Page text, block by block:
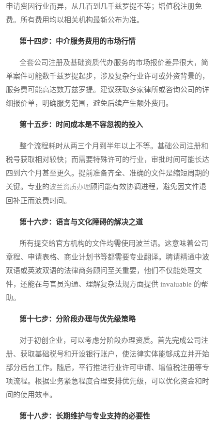
申请费因行业而异，从几百到几千兹罗提不等；增值税注册免
费。所有费用均以相关机构最新公布为准。
第十四步：中介服务费用的市场行情
全套公司注册及基础资质代办服务的市场报价差异很大，简
单案件可能数千兹罗提起步，涉及复杂行业许可或外资背景的，
服务费可能高达数万兹罗提。建议获取多家律所或咨询公司的详
细报价单，明确服务范围，避免后续产生额外费用。
第十五步：时间成本是不容忽视的投入
整个流程耗时从两三个月到半年以上不等。基础公司注册和
税号获取相对较快；而需要特殊许可的行业，审批时间可能长达
四到六个月甚至更久。提前准备齐全、准确的文件是缩短周期的
关键。专业的波兰资质办理顾问能有效协调进程，避免因文件退
回补正而浪费时间。
第十六步：语言与文化障碍的解决之道
所有提交给官方机构的文件均需使用波兰语。这意味着公司
章程、申请表格、商业计划书等都需要专业翻译。聘请精通中波
双语或英波双语的法律商务顾问至关重要，他们不仅能处理文
件，还能在与官员沟通、理解复杂法规方面提供 invaluable 的帮
助。
第十七步：分阶段办理与优先级策略
对于初创企业，可以考虑分阶段办理资质。首先完成公司注
册、获取基础税号和开设银行账户，使法律实体能够成立并开始
部分后台工作。随后，平行推进行业许可申请、增值税注册等专
项流程。根据业务紧急程度合理安排优先级，可以优化资金和时
间的使用效率。
第十八步：长期维护与专业支持的必要性